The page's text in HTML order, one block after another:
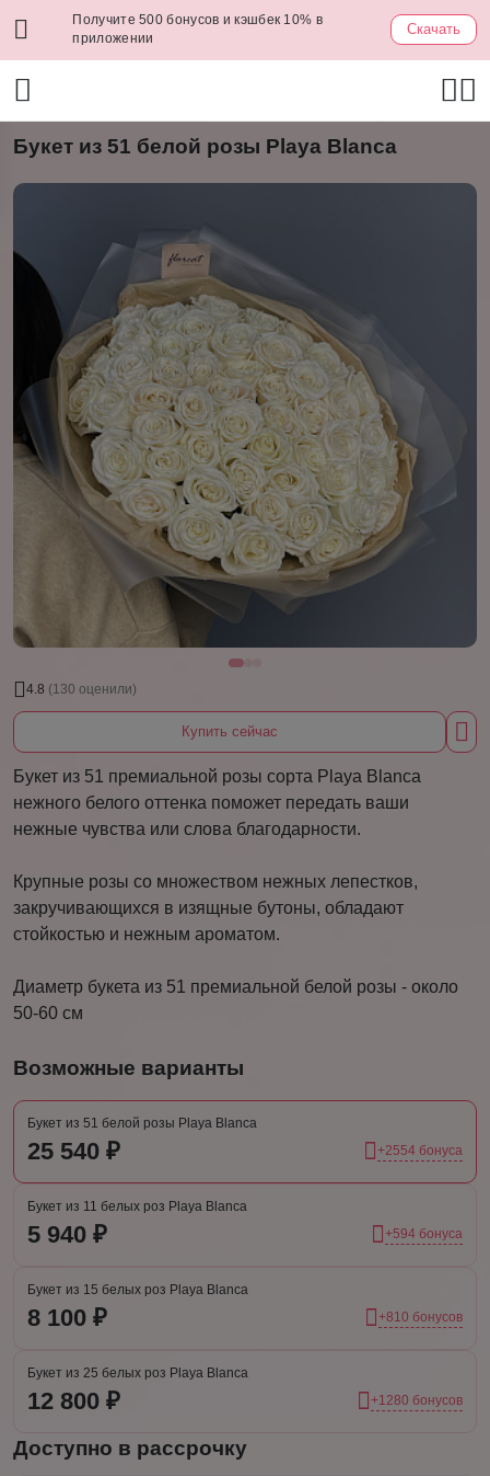
Получите 500 бонусов и кэшбек 10% в
приложении
Скачать
Букет из 51 белой розы Playa Blanca
4.8 (130 оценили)
Купить сейчас
Букет из 51 премиальной розы сорта Playa Blanca
нежного белого оттенка поможет передать ваши
нежные чувства или слова благодарности.
Крупные розы со множеством нежных лепестков,
закручивающихся в изящные бутоны, обладают
стойкостью и нежным ароматом.
Диаметр букета из 51 премиальной белой розы - около
50-60 см
Возможные варианты
Букет из 51 белой розы Playa Blanca
25 540 ₽ +2554 бонуса
Букет из 11 белых роз Playa Blanca
5 940 ₽ +594 бонуса
Букет из 15 белых роз Playa Blanca
8 100 ₽ +810 бонусов
Букет из 25 белых роз Playa Blanca
12 800 ₽ +1280 бонусов
Доступно в рассрочку